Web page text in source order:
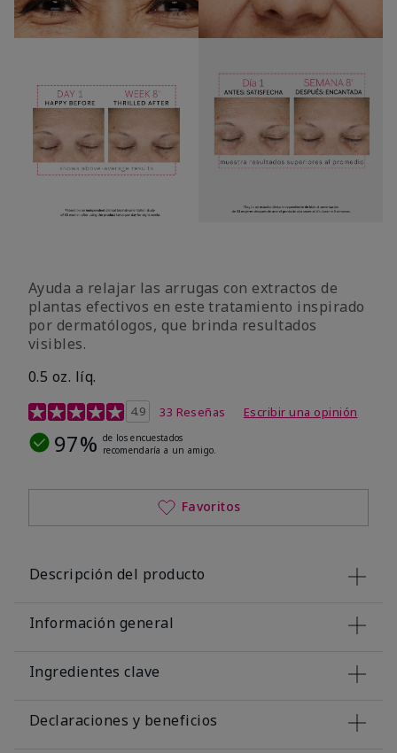
Ayuda a relajar las arrugas con extractos de
plantas efectivos en este tratamiento inspirado
por dermatólogos, que brinda resultados
visibles.
0.5 oz. líq.
Calificación de clientes de 4,9 de 5
4.9 33 Reseñas Escribir una opinión
97% de los encuestados
recomendaría a un amigo.
Favoritos
Descripción del producto
Información general
Ingredientes clave
Declaraciones y beneficios